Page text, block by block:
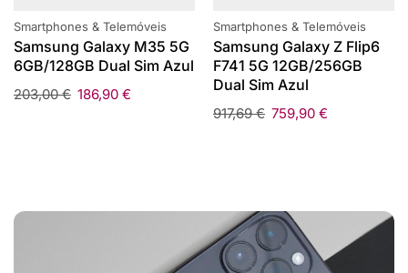
Smartphones & Telemóveis
Samsung Galaxy M35 5G
6GB/128GB Dual Sim Azul
203,00€ 186,90 €
Smartphones & Telemóveis
Samsung Galaxy Z Flip6
F741 5G 12GB/256GB
Dual Sim Azul
917,69€ 759,90 €